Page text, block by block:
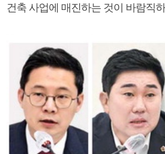
건축 사업에 매진하는 것이 바람직